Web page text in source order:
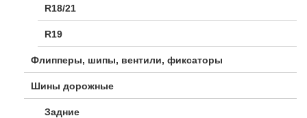
R18/21
R19
Флипперы, шипы, вентили, фиксаторы
Шины дорожные
Задние